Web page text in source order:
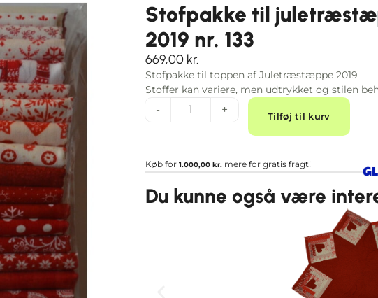
Stofpakke til
2019 nr. 133
669,00 kr.
Stofpakke til toppen af Juletræstæppe 2019
Stoffer kan variere, men udtrykket og stilen
- + Tilføj til kurv
Køb for 1.000,00 kr. mere for gratis fragt!
Du kunne også være